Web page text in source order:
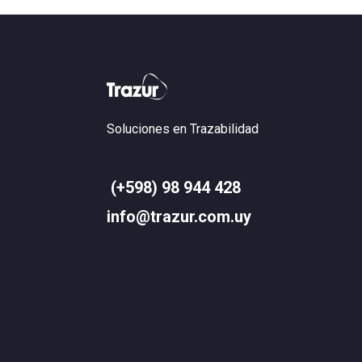
Soluciones en Trazabilidad
(+598) 98 944 428
info@trazur.com.uy